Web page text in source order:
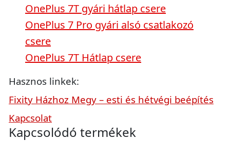
OnePlus 7T gyári hátlap csere
OnePlus 7 Pro gyári alsó csatlakozó
csere
OnePlus 7T Hátlap csere
Hasznos linkek:
Fixity Házhoz Megy – esti és hétvégi beépítés
Kapcsolat
Kapcsolódó termékek